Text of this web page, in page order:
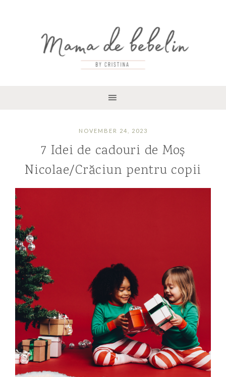
NOVEMBER 24, 2023
7 Idei de cadouri de Moș
Nicolae/Crăciun pentru copii